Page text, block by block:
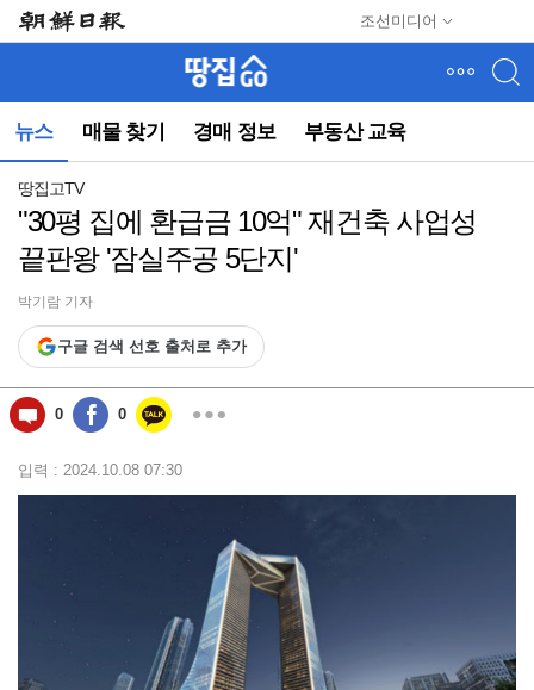
조선미디어
뉴스 매물 찾기 경매 정보 부동산 교육
뉴
(컨
동)
땅집고TV
"30평 집에 환급금 10억" 재건축 사업성
끝판왕 '잠실주공 5단지'
박기람 기자
구글 검색 선호 출처로 추가
0 0
입력 : 2024.10.08 07:30